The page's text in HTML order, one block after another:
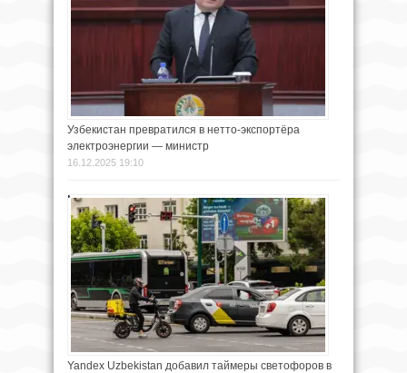
Узбекистан превратился в нетто-экспортёра
электроэнергии — министр
16.12.2025 19:10
Yandex Uzbekistan добавил таймеры светофоров в